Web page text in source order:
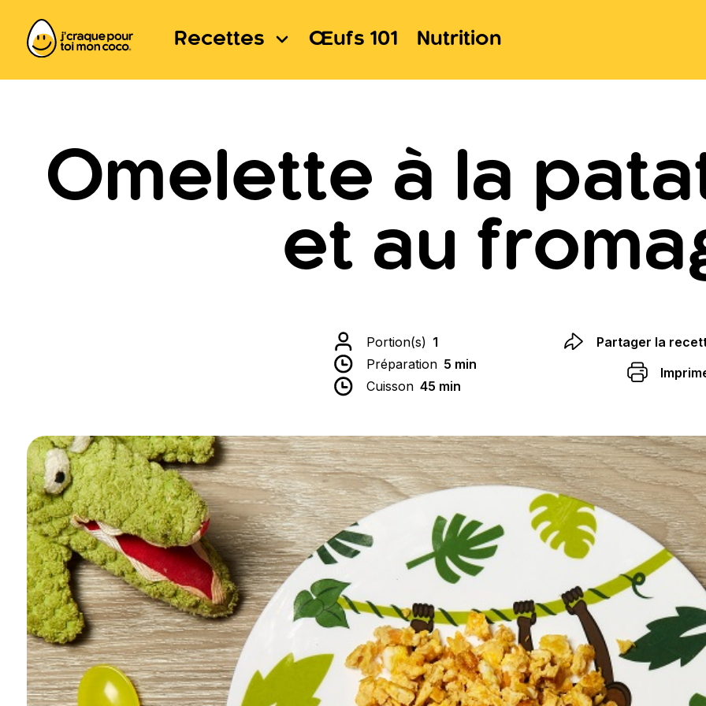
Recettes Œufs 101 Nutrition
Omelette à la
et au
Portion(s) 1
Préparation 5 min
Cuisson 45 min
Partager la